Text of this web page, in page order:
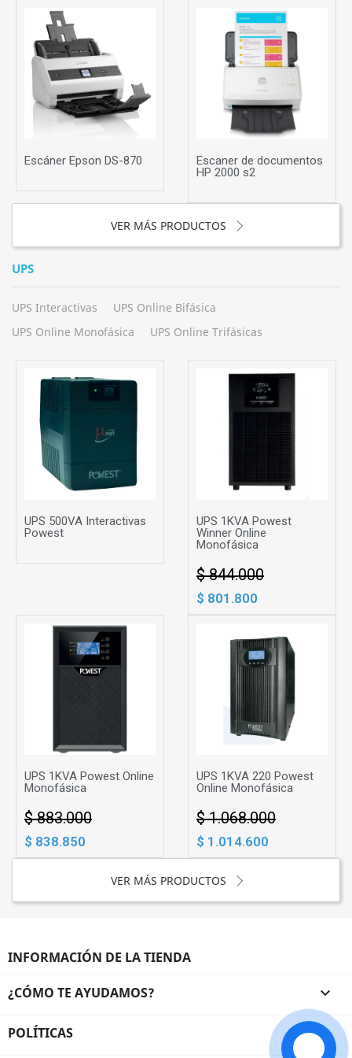
Escáner Epson DS-870
Escaner de documentos
HP 2000 s2
VER MÁS PRODUCTOS
UPS
UPS Interactivas
UPS Online Bifásica
UPS Online Monofásica
UPS Online Trifásicas
UPS 500VA Interactivas
Powest
UPS 1KVA Powest
Winner Online
Monofásica
$ 844.000
$ 801.800
UPS 1KVA Powest Online
Monofásica
$ 883.000
$ 838.850
UPS 1KVA 220 Powest
Online Monofásica
$ 1.068.000
$ 1.014.600
VER MÁS PRODUCTOS
INFORMACIÓN DE LA TIENDA
¿CÓMO TE AYUDAMOS? 
POLÍTICAS 